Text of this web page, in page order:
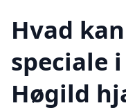
Hvad
speciale
Høgild